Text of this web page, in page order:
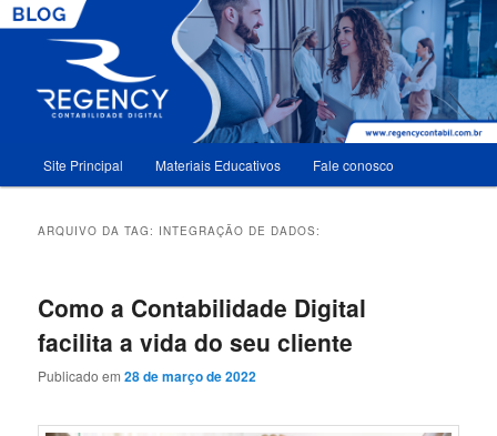
principal
Pular
conteúdo
principal
Pular
conteúdo
secundário
Site Principal Materiais Educativos Fale conosco
ARQUIVO DA TAG: INTEGRAÇÃO DE DADOS:
Como a Contabilidade Digital
facilita a vida do seu cliente
Publicado em28 de março de 2022